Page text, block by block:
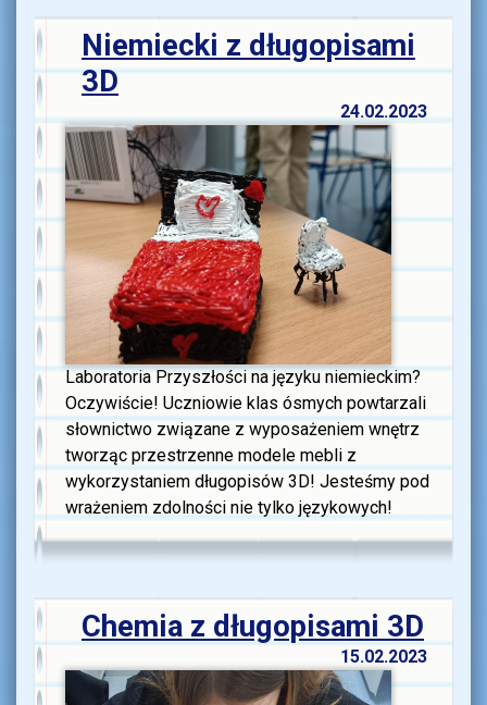
Niemiecki z długopisami
3D
24.02.2023
Laboratoria Przyszłości na języku niemieckim?
Oczywiście! Uczniowie klas ósmych powtarzali
słownictwo związane z wyposażeniem wnętrz
tworząc przestrzenne modele mebli z
wykorzystaniem długopisów 3D! Jesteśmy pod
wrażeniem zdolności nie tylko językowych!
Chemia z długopisami 3D
15.02.2023